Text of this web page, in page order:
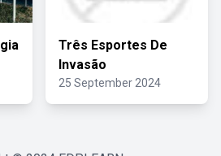
Três Esportes De
Invasão
25 September 2024